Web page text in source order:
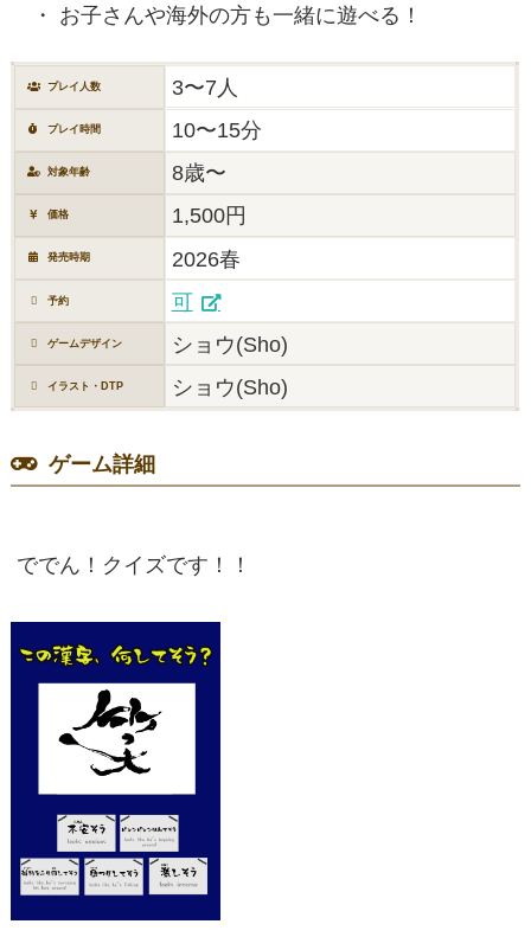
お子さんや海外の方も一緒に遊べる！
プレイ人数 3〜7人
プレイ時間 10〜15分
対象年齢 8歳〜
価格 1,500円
発売時期 2026春
予約 可
ゲームデザイン ショウ(Sho)
イラスト・DTP ショウ(Sho)
ゲーム詳細
ででん！クイズです！！